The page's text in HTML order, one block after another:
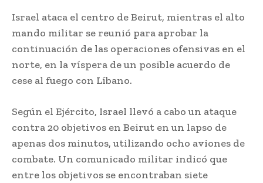
Israel ataca el centro de Beirut, mientras el alto
mando militar se reunió para aprobar la
continuación de las operaciones ofensivas en el
norte, en la víspera de un posible acuerdo de
cese al fuego con Líbano.
Según el Ejército, Israel llevó a cabo un ataque
contra 20 objetivos en Beirut en un lapso de
apenas dos minutos, utilizando ocho aviones de
combate. Un comunicado militar indicó que
entre los objetivos se encontraban siete